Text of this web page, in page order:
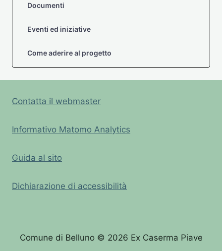
Documenti
Eventi ed iniziative
Come aderire al progetto
Contatta il webmaster
Informativo Matomo Analytics
Guida al sito
Dichiarazione di accessibilità
Comune di Belluno © 2026 Ex Caserma Piave